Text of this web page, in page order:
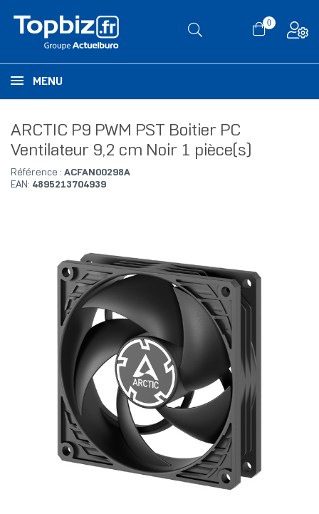
0
MENU
ARCTIC P9 PWM PST Boitier PC
Ventilateur 9,2 cm Noir 1 pièce(s)
Référence : ACFAN00298A
EAN: 4895213704939